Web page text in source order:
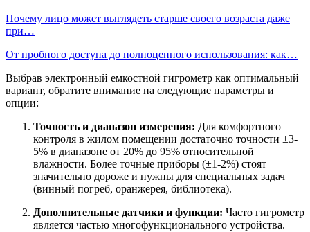
Почему лицо может выглядеть старше своего возраста даже
при…
От пробного доступа до полноценного использования: как…
Выбрав электронный емкостной гигрометр как оптимальный
вариант, обратите внимание на следующие параметры и
опции:
Точность и диапазон измерения: Для комфортного
контроля в жилом помещении достаточно точности ±3-
5% в диапазоне от 20% до 95% относительной
влажности. Более точные приборы (±1-2%) стоят
значительно дороже и нужны для специальных задач
(винный погреб, оранжерея, библиотека).
Дополнительные датчики и функции: Часто гигрометр
является частью многофункционального устройства.